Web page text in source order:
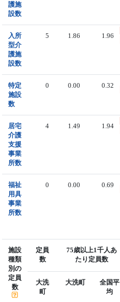
護施
設数
入所
型介
護施
設数
5 1.86 1.96
特定
施設
数
0 0.00 0.32
居宅
介護
支援
事業
所数
4 1.49 1.94
福祉
用具
事業
所数
0 0.00 0.69
施設
種類
別の
定員
数
定員
数
75歳以上1千人あ
たり定員数
大洗
町
大洗町
全国平
均